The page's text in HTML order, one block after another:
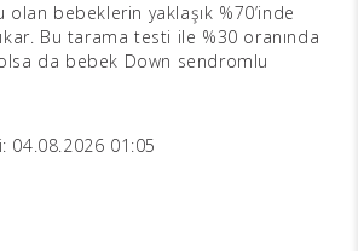
bebeklerin yaklaşık %70’inde
Bu tarama testi ile %30 oranında
da bebek Down sendromlu
04.08.2026 01:05